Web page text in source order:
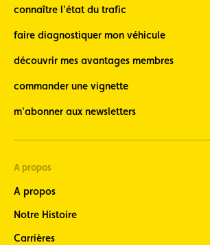
connaître l'état du trafic
faire diagnostiquer mon véhicule
découvrir mes avantages membres
commander une vignette
m'abonner aux newsletters
A propos
A propos
Notre Histoire
Carrières